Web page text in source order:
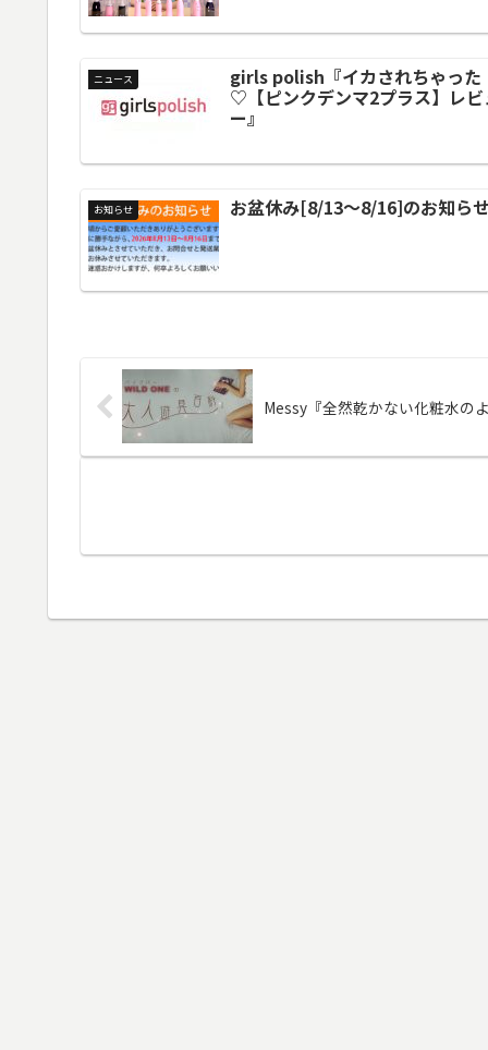
ニュース girls polish『イカされちゃった
♡【ピンクデンマ2プラス】レビ
ー』
お知らせ お盆休み[8/13～8/16]のお知ら
Messy『全然乾かない化粧水の